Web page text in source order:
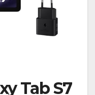
Tab S7